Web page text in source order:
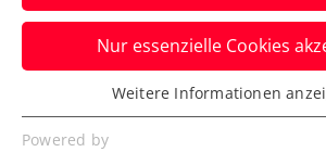
Von Radstar Felix Gall über
Wintersportler:innen: Das
stößt allseits auf Begeisterung.
Verfasst von: Presseaussendung /
Nur essenzielle Cookies
Essenziell
Essenzielle Cookies werden für
Weitere Informationen
Powered by